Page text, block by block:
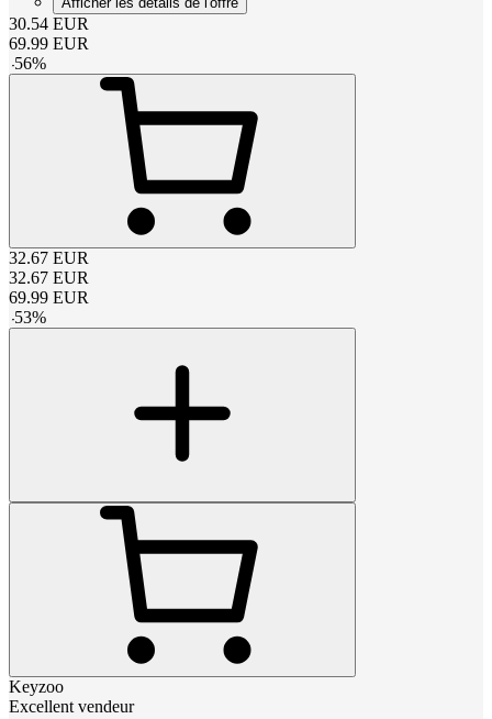
30.54 EUR
69.99 EUR
-56%
32.67 EUR
32.67 EUR
69.99 EUR
-53%
Keyzoo
Excellent vendeur